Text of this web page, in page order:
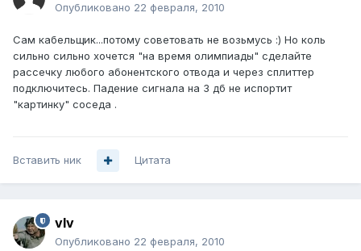
Опубликовано 22 февраля, 2010
Сам кабельщик...потому советовать не возьмусь :) Но коль
сильно сильно хочется "на время олимпиады" сделайте
рассечку любого абонентского отвода и через сплиттер
подключитесь. Падение сигнала на 3 дб не испортит
"картинку" соседа .
Вставить ник Цитата
vIv
Опубликовано 22 февраля, 2010